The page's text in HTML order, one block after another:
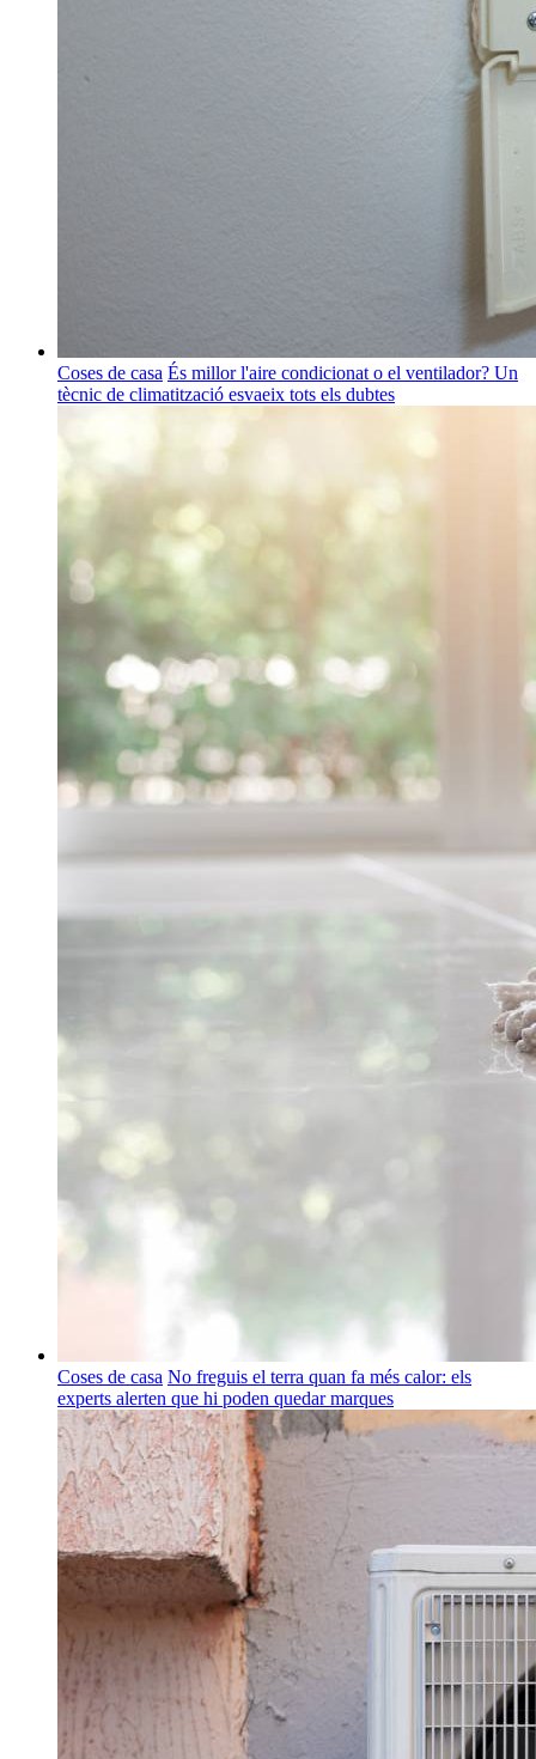
Coses de casa És millor l'aire condicionat o el ventilador? Un
tècnic de climatització esvaeix tots els dubtes
Coses de casa No freguis el terra quan fa més calor: els
experts alerten que hi poden quedar marques